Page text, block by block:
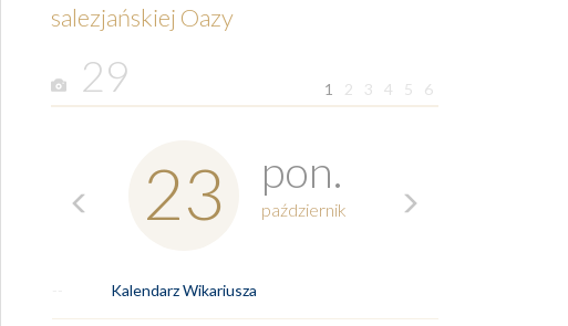
salezjańskiej Oazy
29 1 2 3 4 5 6
23 pon.
październik
Kalendarz Wikariusza